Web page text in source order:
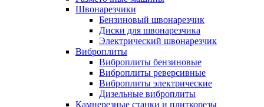
Швонарезчики
Бензиновый швонарезчик
Диски для швонарезчика
Электрический швонарезчик
Виброплиты
Виброплиты бензиновые
Виброплиты реверсивные
Виброплиты электрические
Дизельные виброплиты
Камнерезные станки и плиткорезы